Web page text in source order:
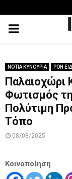
PRIMARY
ΝΟΤΙΑ ΚΥΝΟΥΡΙΑ ΡΟΗ
Παλαιοχώρι
Φωτισμός
Πολύτιμη
Τόπο
08/08/2025
Κοινοποίηση